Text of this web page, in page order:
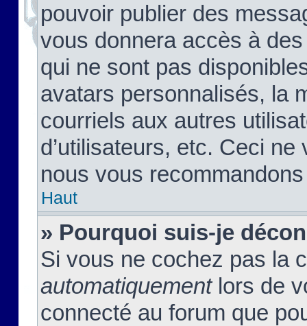
pouvoir publier des
vous donnera accès à
qui ne sont pas
avatars personnalisés, la
courriels aux autres
d’utilisateurs, etc. Ceci
nous vous
Haut
» Pourquoi suis-je
Si vous ne cochez pas la
automatiquementlors de
connecté au forum que